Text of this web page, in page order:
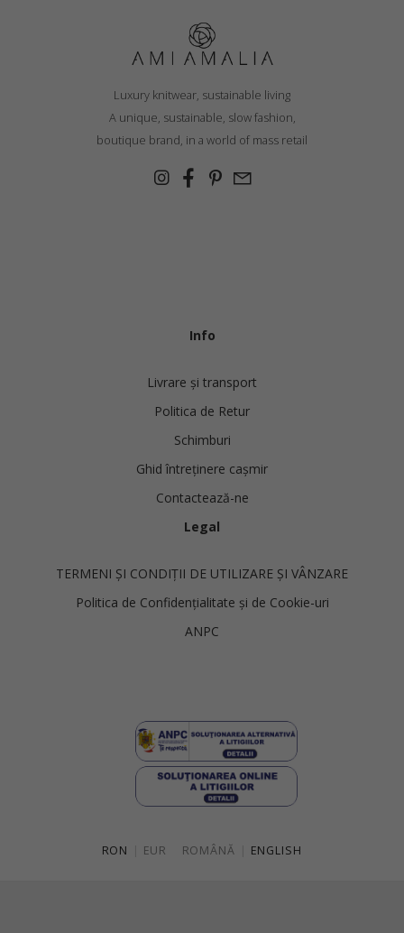
Luxury knitwear, sustainable living
A unique, sustainable, slow fashion,
boutique brand, in a world of mass retail
Info
Livrare și transport
Politica de Retur
Schimburi
Ghid întreținere cașmir
Contactează-ne
Legal
TERMENI ȘI CONDIȚII DE UTILIZARE ȘI VÂNZARE
Politica de Confidențialitate și de Cookie-uri
ANPC
RON EUR ROMÂNĂ ENGLISH